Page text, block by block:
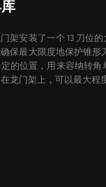
架安装了一个 13 刀位
保最大限度地保护锥形
的位置，用来容纳转角
龙门架上，可以最大程